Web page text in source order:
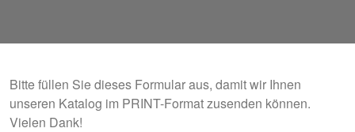
Bitte füllen Sie dieses Formular aus, damit wir Ihnen
unseren Katalog im PRINT-Format zusenden können.
Vielen Dank!